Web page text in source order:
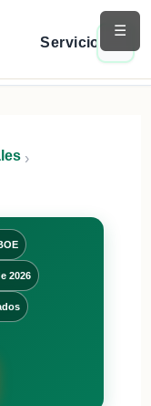
Servicios
›
2026
☰